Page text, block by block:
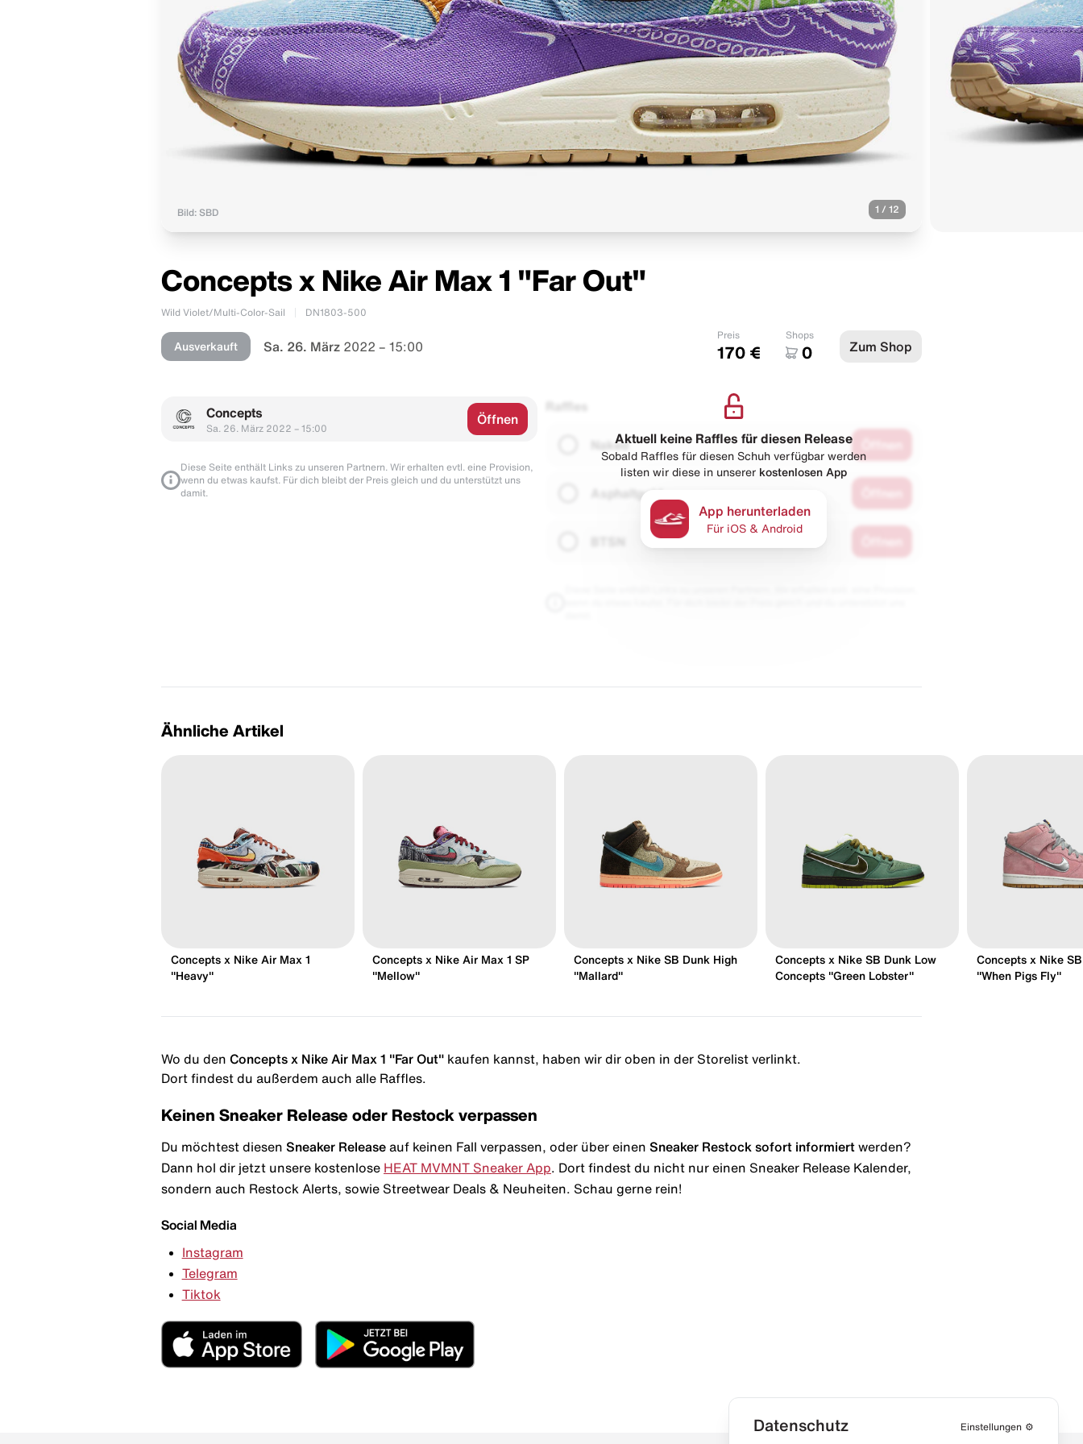
Bild: SBD 1 / 12
Concepts x Nike Air Max 1 "Far Out"
Wild Violet/Multi-Color-Sail DN1803-500
Ausverkauft Sa. 26. März 2022 – 15:00
Preis
170 €
Shops
0 Zum Shop
Concepts
Sa. 26. März 2022 – 15:00
Öffnen
Diese Seite enthält Links zu unseren Partnern. Wir erhalten evtl. eine Provision,
wenn du etwas kaufst. Für dich bleibt der Preis gleich und du unterstützt uns
damit.
Raffles
Naked
Asphaltgold
Aktuell keine Raffles für diesen Release
Sobald Raffles für diesen Schuh verfügbar werden
listen wir diese in unserer kostenlosen App
App herunterladen
Für iOS & Android
Ähnliche Artikel
Concepts x Nike Air Max 1
"Heavy"
Concepts x Nike Air Max 1 SP
"Mellow"
Concepts x Nike SB Dunk High
"Mallard"
Concepts x Nike SB Dunk Low
Concepts "Green Lobster"
Concepts x Nike
"When Pigs Fly"
Wo du den Concepts x Nike Air Max 1 "Far Out" kaufen kannst, haben wir dir oben in der Storelist verlinkt.
Dort findest du außerdem auch alle Raffles.
Keinen Sneaker Release oder Restock verpassen
Du möchtest diesen Sneaker Release auf keinen Fall verpassen, oder über einen Sneaker Restock sofort informiert werden?
Dann hol dir jetzt unsere kostenlose HEAT MVMNT Sneaker App . Dort findest du nicht nur einen Sneaker Release Kalender,
sondern auch Restock Alerts, sowie Streetwear Deals & Neuheiten. Schau gerne rein!
Social Media
Instagram
Telegram
Tiktok
Datenschutz Einstellungen ⚙️